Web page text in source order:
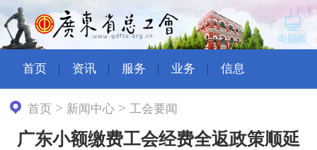
首页 资讯 服务 业务 信息
首页 > 新闻中心 > 工会要闻
广东小额缴费工会经费全返政策顺延